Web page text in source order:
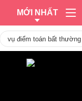
MỚI NHẤT
vụ điểm toán bất